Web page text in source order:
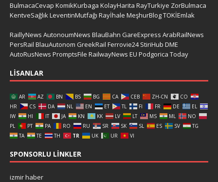
BulmacaCevap KomikKurbaga KolayHarita RayTurkiye ZorBulmaca
KentveSağlıkLeventinMutfağı Rayİhale MeşhurBlogTOKİEmlak
RaillyNews AutonoumNews BlauBahn GareExpress ArabRailNews
PersRail BlauAutonom GreekRail Ferrovie24 StiriHub DME
AutoRusNews PromptsFile RailwayNews EU Podgorica Today
LISANLAR
AR AZ BN BS BG CA CEB ZH-CN
CO
HR
CS DA NL EN ET TL FI FR DE
EL
IW
HI IT JA KN KK LV LT MS ML
NO
PL
PT PA RO RU SR SK SL ES SV
TG
TA
TE TH TR UK UR VI
SPONSORLU LINKLER
izmir haber